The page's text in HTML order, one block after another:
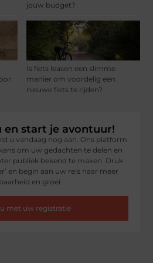
jouw budget?
Is fiets leasen een slimme
manier om voordelig een
nieuwe fiets te rijden?
en start je avontuur!
u vandaag nog aan. Ons platform
om uw gedachten te delen en
publiek bekend te maken. Druk
en begin aan uw reis naar meer
en groei.
met uw registratie